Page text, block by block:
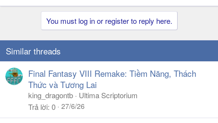
You must log in or register to reply here.
Similar threads
Final Fantasy VIII Remake: Tiềm Năng, Thách
Thức và Tương Lai
king_dragontb
Ultima Scriptorium
Trả lời 0 27/6/26